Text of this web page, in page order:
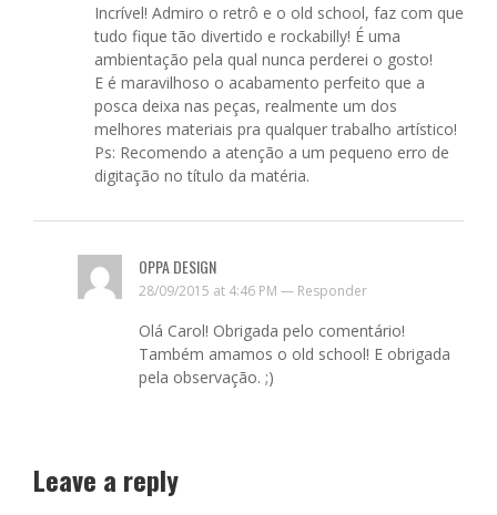
Incrível! Admiro o retrô e o old school, faz com que
tudo fique tão divertido e rockabilly! É uma
ambientação pela qual nunca perderei o gosto!
E é maravilhoso o acabamento perfeito que a
posca deixa nas peças, realmente um dos
melhores materiais pra qualquer trabalho artístico!
Ps: Recomendo a atenção a um pequeno erro de
digitação no título da matéria.
OPPA DESIGN
28/09/2015 at 4:46 PM — Responder
Olá Carol! Obrigada pelo comentário!
Também amamos o old school! E obrigada
pela observação. ;)
Leave a reply